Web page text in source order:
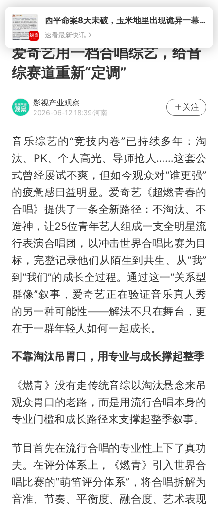
打开
爱奇艺用一档合唱综艺，给音
综赛道重新“定调”
影视产业观察
2026-06-12 18:39·河南
关注
音乐综艺的“竞技内卷”已持续多年：淘
汰、PK、个人高光、导师抢人……这套公
式曾经屡试不爽，但如今观众对“谁更强”
的疲惫感日益明显。爱奇艺《超燃青春的
合唱》提供了一条全新路径：不淘汰、不
造神，让25位青年艺人组成一支全明星流
行表演合唱团，以冲击世界合唱比赛为目
标，完整记录他们从陌生到共生、从“我”
到“我们”的成长全过程。通过这一“关系型
群像”叙事，爱奇艺正在验证音乐真人秀
的另一种可能性——解法不只在舞台，更
在于一群年轻人如何一起成长。
不靠淘汰吊胃口，用专业与成长撑起整季
《燃青》没有走传统音综以淘汰悬念来吊
观众胃口的老路，而是用流行合唱本身的
专业门槛和成长路径来支撑起整季叙事。
节目首先在流行合唱的专业性上下了真功
夫。在评分体系上，《燃青》引入世界合
唱比赛的“萌笛评分体系”，将合唱拆解为
音准、节奏、平衡度、融合度、艺术表现